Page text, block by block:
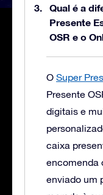
Qual é a
Presente
OSR e o
O Super
Presente
digitais e
caixa
encomenda
enviado um